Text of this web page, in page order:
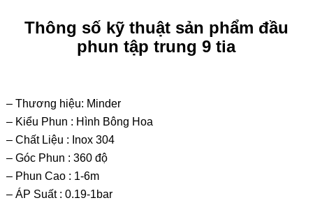
Thông số kỹ thuật sản phẩm đầu
phun tập trung 9 tia
– Thương hiệu: Minder
– Kiểu Phun : Hình Bông Hoa
– Chất Liệu : Inox 304
– Góc Phun : 360 độ
– Phun Cao : 1-6m
– ÁP Suất : 0.19-1bar